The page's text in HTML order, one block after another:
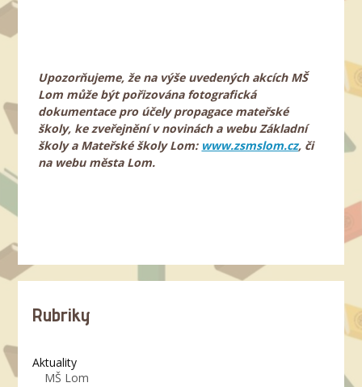
Upozorňujeme, že na výše uvedených akcích MŠ
Lom může být pořizována fotografická
dokumentace pro účely propagace mateřské
školy, ke zveřejnění v novinách a webu Základní
školy a Mateřské školy Lom: www.zsmslom.cz, či
na webu města Lom.
Rubriky
Aktuality
MŠ Lom